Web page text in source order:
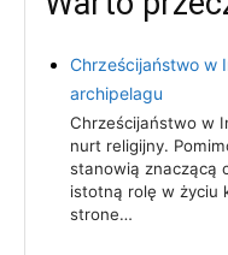
Chrześcijaństwo w
archipelagu
Chrześcijaństwo w
nurt religijny.
stanowią znaczącą
istotną rolę w życiu
strone…